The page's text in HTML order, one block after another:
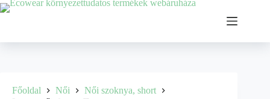
Főoldal Női
Női szoknya, short